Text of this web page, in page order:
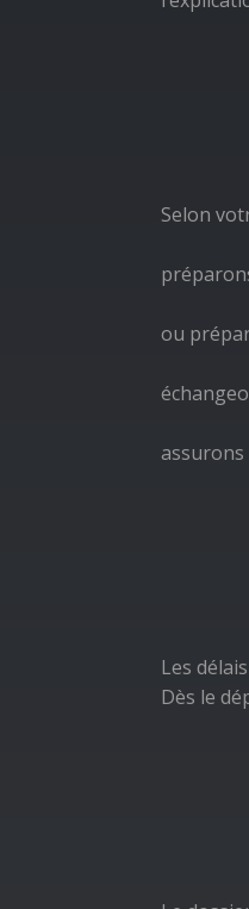
Selon
ou
assurons
Les
Dès le